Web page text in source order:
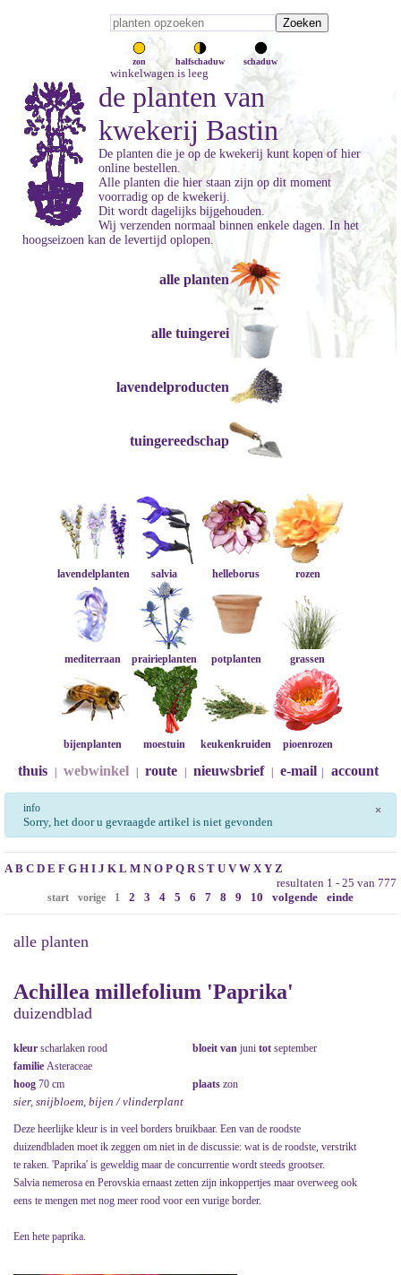
zon halfschaduw schaduw
winkelwagen is leeg
de planten van
kwekerij Bastin
De planten die je op de kwekerij kunt kopen of hier
online bestellen.
Alle planten die hier staan zijn op dit moment
voorradig op de kwekerij.
Dit wordt dagelijks bijgehouden.
Wij verzenden normaal binnen enkele dagen. In het
hoogseizoen kan de levertijd oplopen.
alle planten
alle tuingerei
lavendelproducten
tuingereedschap
lavendelplanten salvia helleborus rozen
mediterraan prairieplanten potplanten grassen
bijenplanten moestuin keukenkruiden pioenrozen
thuis webwinkel route nieuwsbrief e-mail account
×
info
Sorry, het door u gevraagde artikel is niet gevonden
A B C D E F G H I J K L M N O P Q R S T U V W X Y Z
resultaten 1 - 25 van 777
start vorige 1 2 3 4 5 6 7 8 9 10 volgende einde
alle planten
Achillea millefolium 'Paprika'
duizendblad
kleur scharlaken rood bloeit van juni tot september
familie Asteraceae
hoog 70 cm plaats zon
sier, snijbloem, bijen / vlinderplant
Deze heerlijke kleur is in veel borders bruikbaar. Een van de roodste
duizendbladen moet ik zeggen om niet in de discussie: wat is de roodste, verstrikt
te raken. 'Paprika' is geweldig maar de concurrentie wordt steeds grootser.
Salvia nemerosa en Perovskia ernaast zetten zijn inkoppertjes maar overweeg ook
eens te mengen met nog meer rood voor een vurige border.
Een hete paprika.